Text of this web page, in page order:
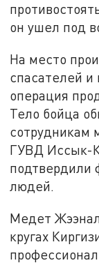
он ушел под
На место
спасателей
операция
Тело бойца
сотрудникам
ГУВД Иссык-
подтвердили
людей.
Медет
кругах